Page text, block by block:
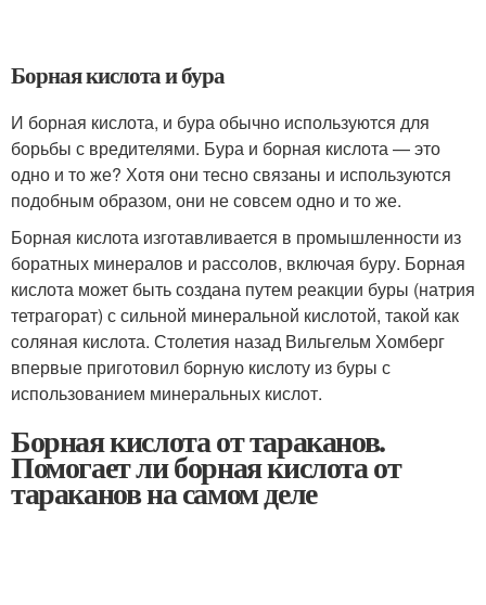
Борная кислота и бура
И борная кислота, и бура обычно используются для
борьбы с вредителями. Бура и борная кислота — это
одно и то же? Хотя они тесно связаны и используются
подобным образом, они не совсем одно и то же.
Борная кислота изготавливается в промышленности из
боратных минералов и рассолов, включая буру. Борная
кислота может быть создана путем реакции буры (натрия
тетрагорат) с сильной минеральной кислотой, такой как
соляная кислота. Столетия назад Вильгельм Хомберг
впервые приготовил борную кислоту из буры с
использованием минеральных кислот.
Борная кислота от тараканов.
Помогает ли борная кислота от
тараканов на самом деле